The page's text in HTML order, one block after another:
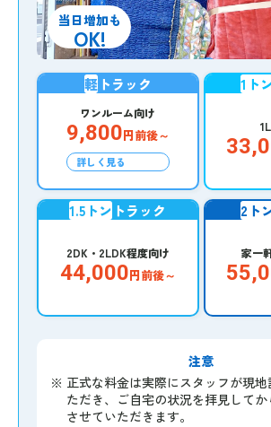
当日増加も
OK!
軽トラック
ワンルーム向け
9,800円前後～
詳しく見る
1ト
1.5トン トラック
2DK・2LDK程度向け
44,000円前後～
2ト
家一
注意
※ 正式な料金は実際にスタッフが現
ただき、ご自宅の状況を拝見してか
させていただきます。